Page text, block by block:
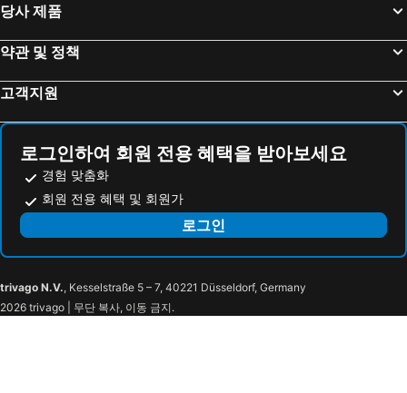
Residence Inn by Marriott Munich Central
The Base Munich
쾰른, 노르트라인 베스트팔렌주 호텔
드레스덴, 작센 호텔
당사 제품
약관 및 정책
고객지원
로그인하여 회원 전용 혜택을 받아보세요
경험 맞춤화
회원 전용 혜택 및 회원가
로그인
trivago N.V., Kesselstraße 5 – 7, 40221 Düsseldorf, Germany
2026 trivago | 무단 복사, 이동 금지.